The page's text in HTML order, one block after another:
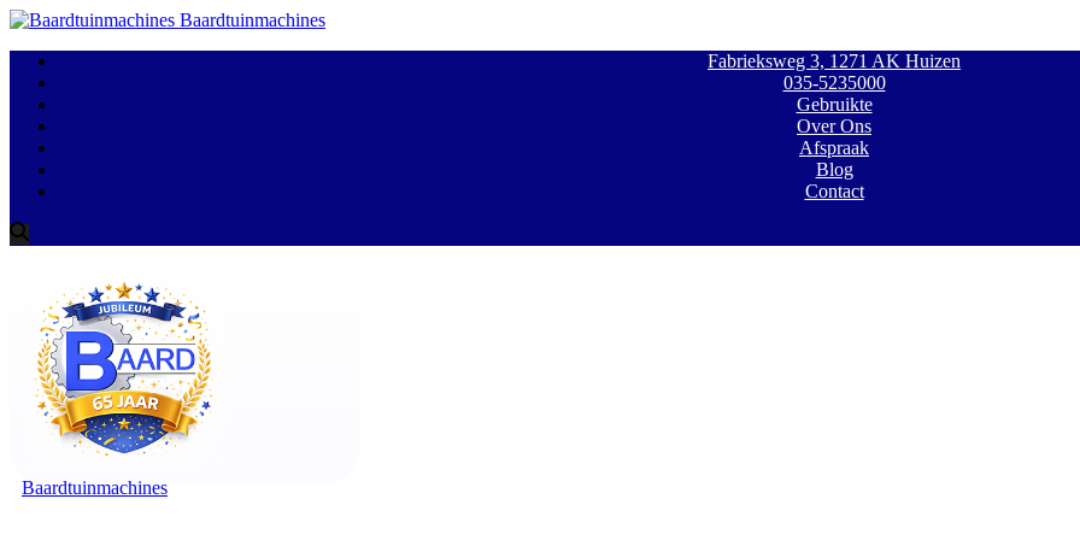
Baardtuinmachines
Fabrieksweg 3, 1271 AK Huizen
035-5235000
Gebruikte
Over Ons
Afspraak
Blog
Contact
Baardtuinmachines